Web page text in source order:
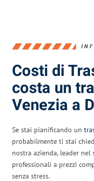
Costi di
costa un
Venezia a
Se stai pianificando un
probabilmente ti stai
nostra azienda, leader
professionali a prezzi
senza stress.